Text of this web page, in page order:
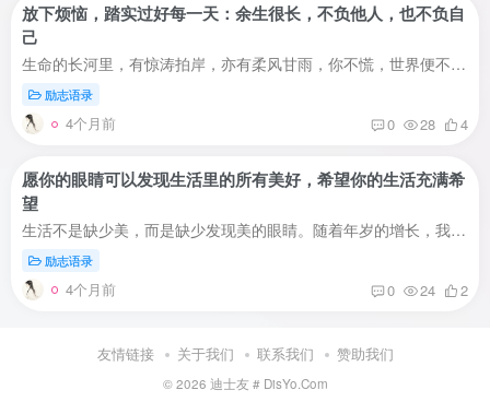
放下烦恼，踏实过好每一天：余生很长，不负他人，也不负自
己
生命的长河里，有惊涛拍岸，亦有柔风甘雨，你不慌，世界便不慌。放下心中所有的烦恼和忧愁，踏踏实实地做好每一天的事，你会发现，人生充满了阳光和希望。余生很长，不必慌张，太阳下山，还有月...
励志语录
4个月前 0 28 4
愿你的眼睛可以发现生活里的所有美好，希望你的生活充满希
望
生活不是缺少美，而是缺少发现美的眼睛。随着年岁的增长，我们懂得了更多，也看透了更多。但愿你每一天都能以平和的心态，欣赏生活的每一处风景，每一天都充满希望。
励志语录
4个月前 0 24 2
友情链接 关于我们 联系我们 赞助我们
© 2026 迪士友 # DisYo.Com